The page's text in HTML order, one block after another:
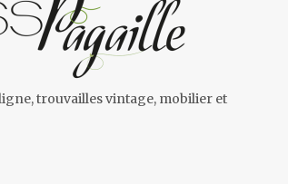
trouvailles vintage, mobilier et